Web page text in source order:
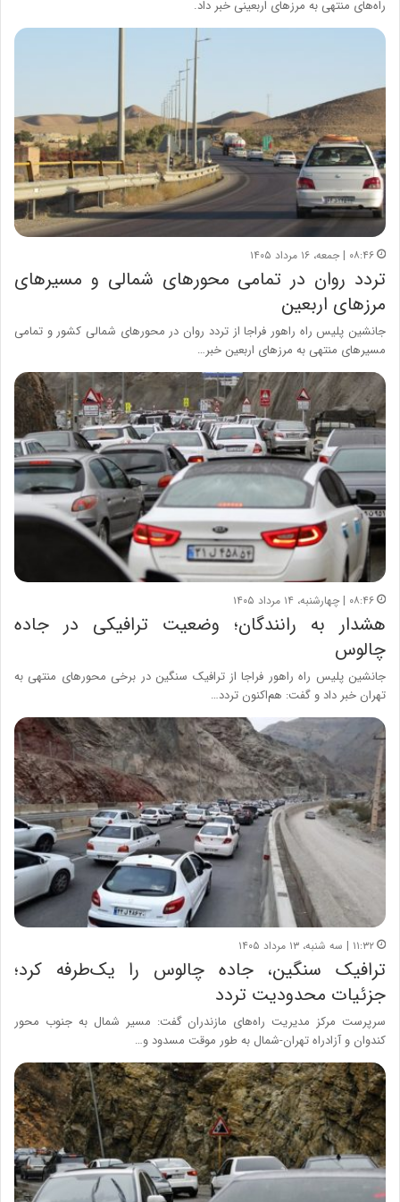
راه‌های منتهی به مرزهای اربعینی خبر داد.
۰۸:۴۶ | جمعه، ۱۶ مرداد ۱۴۰۵
تردد روان در تمامی محورهای شمالی و مسیرهای
مرزهای اربعین
جانشین پلیس راه راهور فراجا از تردد روان در محورهای شمالی کشور و تمامی
مسیرهای منتهی به مرزهای اربعین خبر…
۰۸:۴۶ | چهارشنبه، ۱۴ مرداد ۱۴۰۵
هشدار به رانندگان؛ وضعیت ترافیکی در جاده
چالوس
جانشین پلیس راه راهور فراجا از ترافیک سنگین در برخی محورهای منتهی به
تهران خبر داد و گفت: هم‌اکنون تردد…
۱۱:۳۲ | سه شنبه، ۱۳ مرداد ۱۴۰۵
ترافیک سنگین، جاده چالوس را یک‌طرفه کرد؛
جزئیات محدودیت تردد
سرپرست مرکز مدیریت راه‌های مازندران گفت: مسیر شمال به جنوب محور
کندوان و آزادراه تهران-شمال به طور موقت مسدود و…